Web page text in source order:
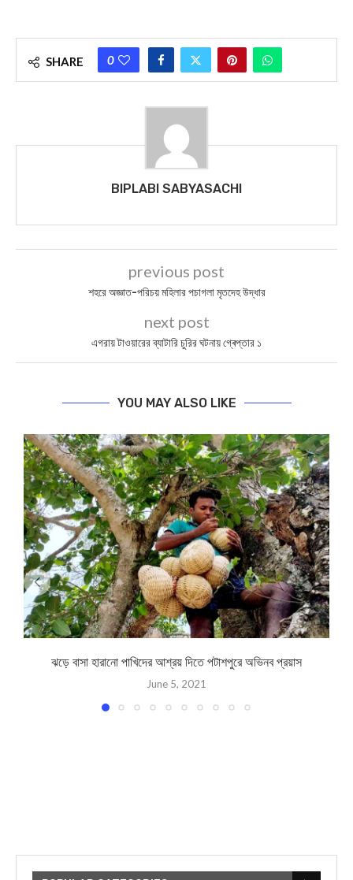
SHARE 0
BIPLABI SABYASACHI
previous post
শহরে অজ্ঞাত-পরিচয় মহিলার পচাগলা মৃতদেহ উদ্ধার
next post
এগরায় টাওয়ারের ব্যাটারি চুরির ঘটনায় গ্ৰেপ্তার ১
YOU MAY ALSO LIKE
ঝড়ে বাসা হারানো পাখিদের আশ্রয় দিতে পটাশপুরে অভিনব প্রয়াস
June 5, 2021